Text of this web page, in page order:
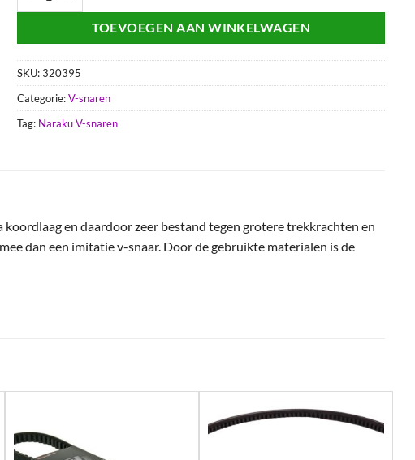
TOEVOEGEN AAN WINKELWAGEN
SKU:320395
Categorie:V-snaren
Tag: Naraku V-snaren
en daardoor zeer bestand tegen grotere trekkrachten en
dan een imitatie v-snaar. Door de gebruikte materialen is de